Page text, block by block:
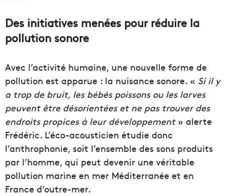
Des initiatives menées pour réduire la
pollution sonore
Avec l’activité humaine, une nouvelle forme de
pollution est apparue : la nuisance sonore. « Si il y
a trop de bruit, les bébés poissons ou les larves
peuvent être désorientées et ne pas trouver des
endroits propices à leur développement» alerte
Frédéric. L’éco-acousticien étudie donc
l’anthrophonie, soit l’ensemble des sons produits
par l’homme, qui peut devenir une véritable
pollution marine en mer Méditerranée et en
France d’outre-mer.